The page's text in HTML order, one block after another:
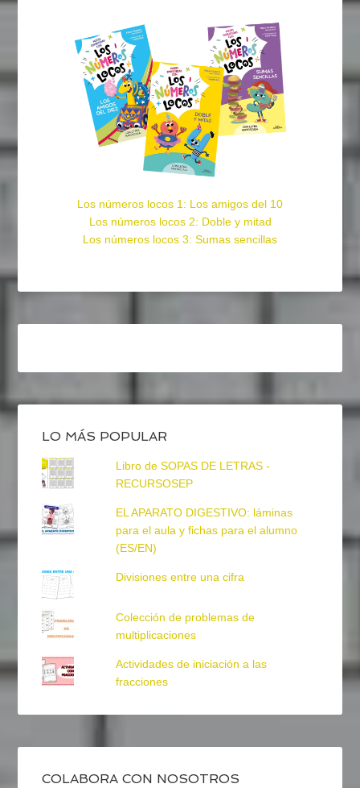
Los números locos 1: Los amigos del 10
Los números locos 2: Doble y mitad
Los números locos 3: Sumas sencillas
LO MÁS POPULAR
Libro de SOPAS DE LETRAS -
RECURSOSEP
EL APARATO DIGESTIVO: láminas
para el aula y fichas para el alumno
(ES/EN)
Divisiones entre una cifra
Colección de problemas de
multiplicaciones
Actividades de iniciación a las
fracciones
COLABORA CON NOSOTROS